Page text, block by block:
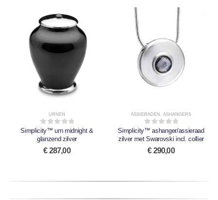
URNEN
0out of 5
Simplicity™ urn midnight &
glanzend zilver
€287,00
ASSIERADEN , ASHANGERS
0out of 5
Simplicity™ ashanger/assieraad
zilver met Swarovski incl. collier
€290,00